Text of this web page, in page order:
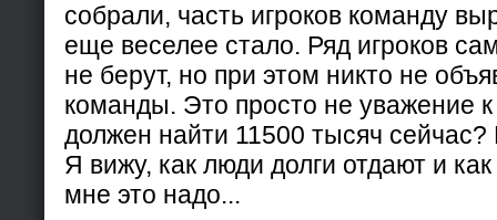
собрали, часть игроков команду
еще веселее стало. Ряд игроков
не берут, но при этом никто не
команды. Это просто не уважение
должен найти 11500 тысяч сейчас?
Я вижу, как люди долги отдают и
мне это надо...